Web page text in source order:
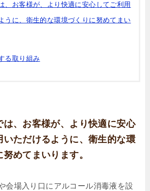
、お客様が、より快適に安心してご利用
うに、衛生的な環境づくりに努めてまい
る取り組み
は、お客様が、より快適に安心
いただけるように、衛生的な環
めてまいります。
会場入り口にアルコール消毒液を設